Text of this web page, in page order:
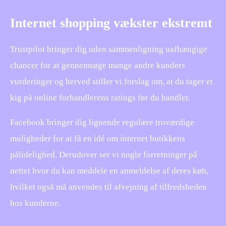
Internet shopping vækster ekstremt
Trustpilot bringer dig uden sammenligning uafhængige
chancer for at gennemsøge mange andre kunders
vurderinger og herved stiller vi forslag om, at du tager et
kig på online forhandlerens ratings før du handler.
Facebook bringer dig lignende regulære troværdige
muligheder for at få en idé om internet butikkens
pålidelighed. Derudover ser vi nogle forretninger på
nettet hvor du kan meddele en anmeldelse af deres køb,
hvilket også må anvendes til afvejning af tilfredsheden
hos kunderne.